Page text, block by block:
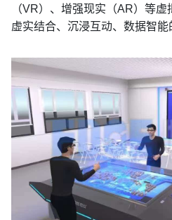
（VR）、增强现实（AR）等
虚实结合、沉浸互动、数据智能